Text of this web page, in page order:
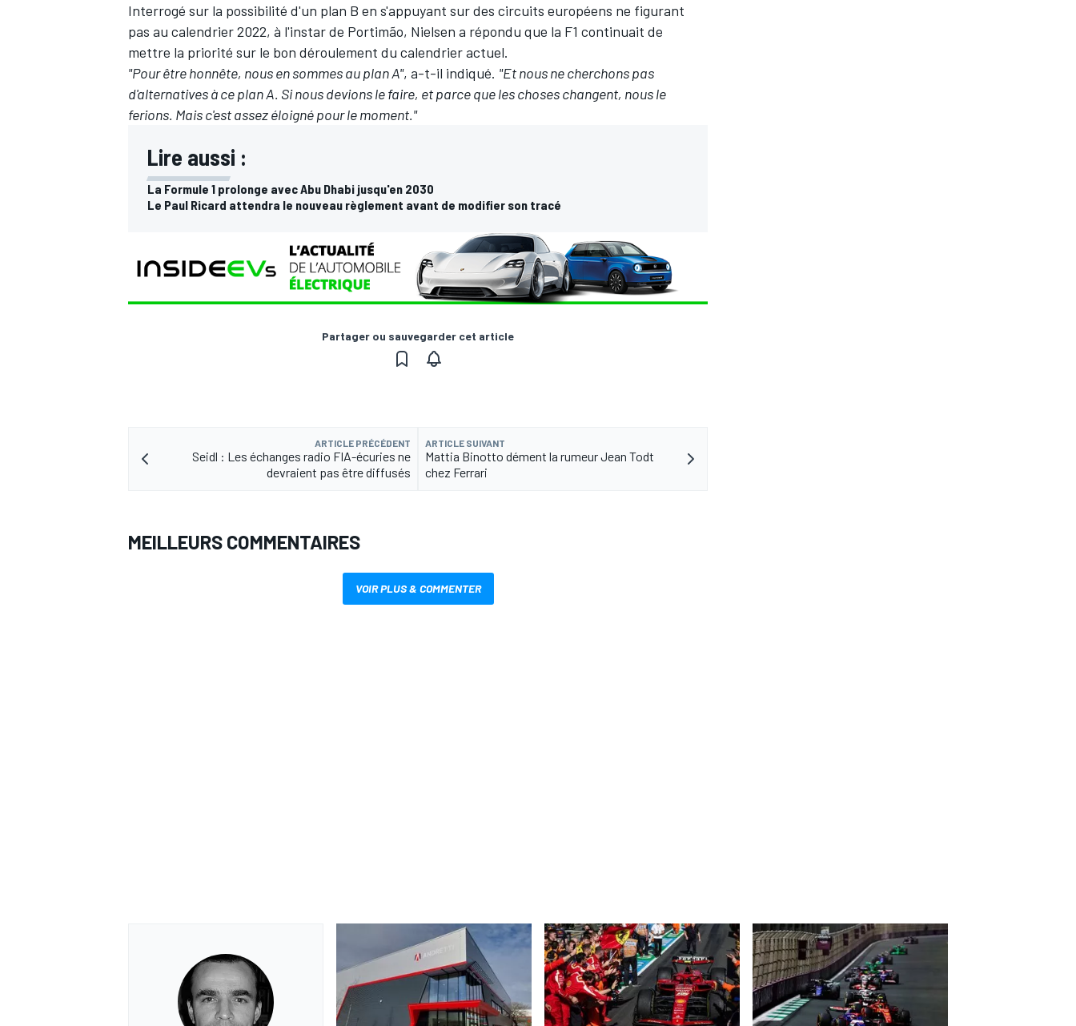
AUTRES CHAMPIONNATS
Interrogé sur la possibilité d'un plan B en s'appuyant sur des circuits européens ne figurant
pas au calendrier 2022, à l'instar de Portimão, Nielsen a répondu que la F1 continuait de
mettre la priorité sur le bon déroulement du calendrier actuel.
"Pour être honnête, nous en sommes au plan A", a-t-il indiqué. "Et nous ne cherchons pas
d'alternatives à ce plan A. Si nous devions le faire, et parce que les choses changent, nous le
ferions. Mais c'est assez éloigné pour le moment."
Lire aussi :
La Formule 1 prolonge avec Abu Dhabi jusqu'en 2030
Le Paul Ricard attendra le nouveau règlement avant de modifier son tracé
Partager ou sauvegarder cet article
ARTICLE PRÉCÉDENT
Seidl : Les échanges radio FIA-écuries ne
devraient pas être diffusés
ARTICLE SUIVANT
Mattia Binotto dément la rumeur Jean Todt
chez Ferrari
MEILLEURS COMMENTAIRES
VOIR PLUS & COMMENTER